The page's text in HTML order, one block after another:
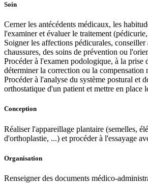
Soin
Cerner les antécédents médicaux, les
l'examiner et évaluer le traitement
Soigner les affections pédicurales,
chaussures, des soins de prévention ou
Procéder à l'examen podologique, à la prise
déterminer la correction ou la compensation
Procéder à l'analyse du système postural et
orthostatique d'un patient et mettre en place
Conception
Réaliser l'appareillage plantaire (semelles,
d'orthoplastie, ...) et procéder à l'essayage
Organisation
Renseigner des documents médico-